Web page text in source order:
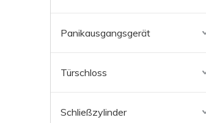
Panikausgangsgerät
Türschloss
Schließzylinder